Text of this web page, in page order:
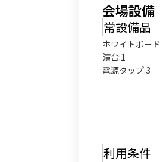
会場設備
常設備品
ホワイトボード
演台:1
電源タップ:3
利用条件